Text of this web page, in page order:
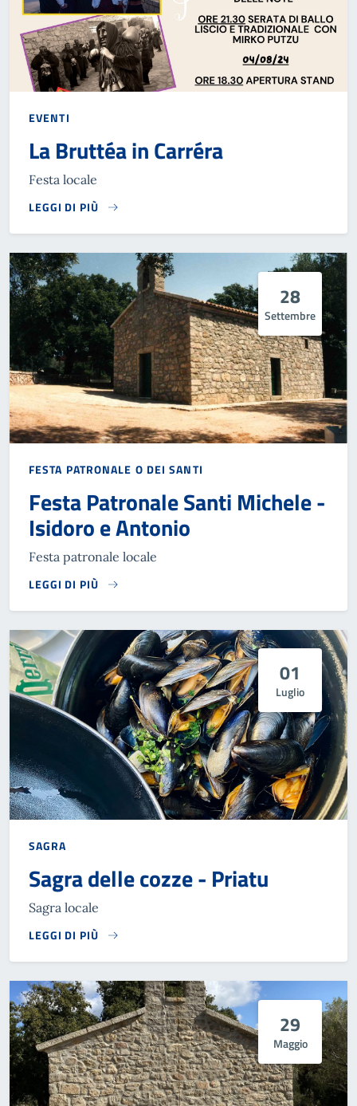
EVENTI
La Bruttéa in Carréra
Festa locale
LEGGI DI PIÙ
28
Settembre
FESTA PATRONALE O DEI SANTI
Festa Patronale Santi Michele -
Isidoro e Antonio
Festa patronale locale
LEGGI DI PIÙ
01
Luglio
SAGRA
Sagra delle cozze - Priatu
Sagra locale
LEGGI DI PIÙ
29
Maggio